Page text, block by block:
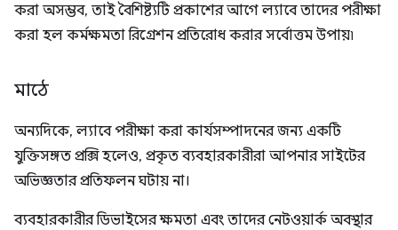
করা অসম্ভব, তাই বৈশিষ্ট্যটি প্রকাশের আগে ল্যাবে তাদের পরীক্ষা
করা হল কর্মক্ষমতা রিগ্রেশন প্রতিরোধ করার সর্বোত্তম উপায়৷
মাঠে
অন্যদিকে, ল্যাবে পরীক্ষা করা কার্যসম্পাদনের জন্য একটি
যুক্তিসঙ্গত প্রক্সি হলেও, প্রকৃত ব্যবহারকারীরা আপনার সাইটের
অভিজ্ঞতার প্রতিফলন ঘটায় না।
ব্যবহারকারীর ডিভাইসের ক্ষমতা এবং তাদের নেটওয়ার্ক অবস্থার